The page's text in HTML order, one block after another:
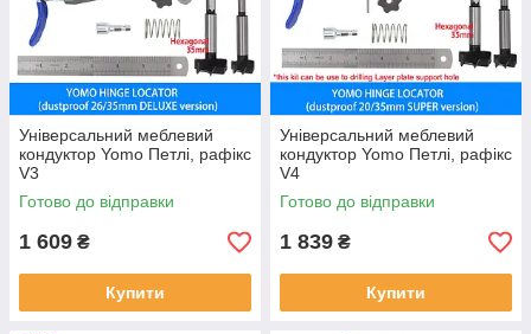
Універсальний меблевий
кондуктор Yomo Петлі, рафікс
V3
Готово до відправки
1 609 ₴
Купити
Універсальний меблевий
кондуктор Yomo Петлі, рафікс
V4
Готово до відправки
1 839 ₴
Купити